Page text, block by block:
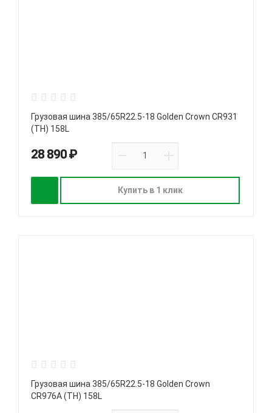
Грузовая шина 385/65R22.5-18 Golden Crown CR931
(TH) 158L
28 890 ₽
Купить в 1 клик
Грузовая шина 385/65R22.5-18 Golden Crown
CR976A (TH) 158L